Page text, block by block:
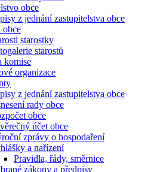
obce
z jednání zastupitelstva obce
obce
starostky
starostů
komise
organizace
z jednání zastupitelstva obce
rady obce
obce
účet obce
zprávy o hospodaření
a nařízení
Pravidla, řády, směrnice
zákony a předpisy